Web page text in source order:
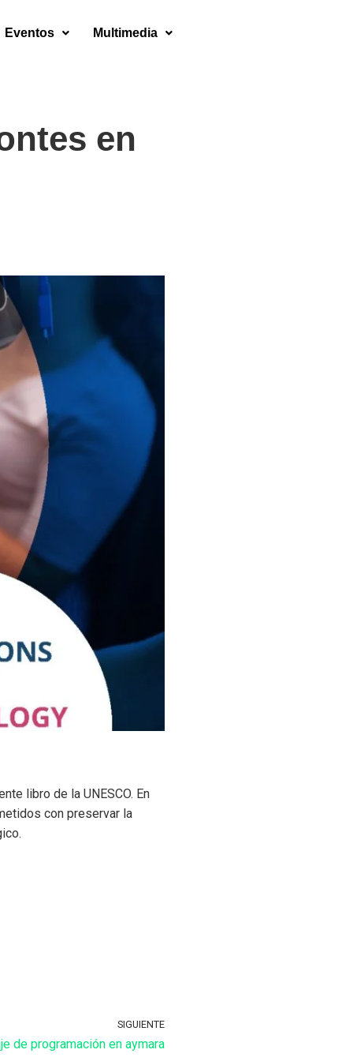
Eventos Multimedia
en
libro de la UNESCO. En
con preservar la
SIGUIENTE
de programación en aymara